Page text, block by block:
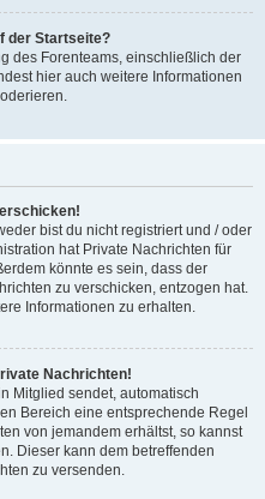
der Startseite?
des Forenteams, einschließlich der
hier auch weitere Informationen
bist du nicht registriert und / oder
hat Private Nachrichten für
könnte es sein, dass der
zu verschicken, entzogen hat.
Informationen zu erhalten.
Nachrichten!
Mitglied sendet, automatisch
Bereich eine entsprechende Regel
von jemandem erhältst, so kannst
Dieser kann dem betreffenden
zu versenden.